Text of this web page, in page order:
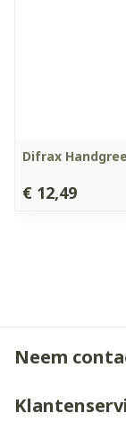
Difrax
€ 12,49
Neem